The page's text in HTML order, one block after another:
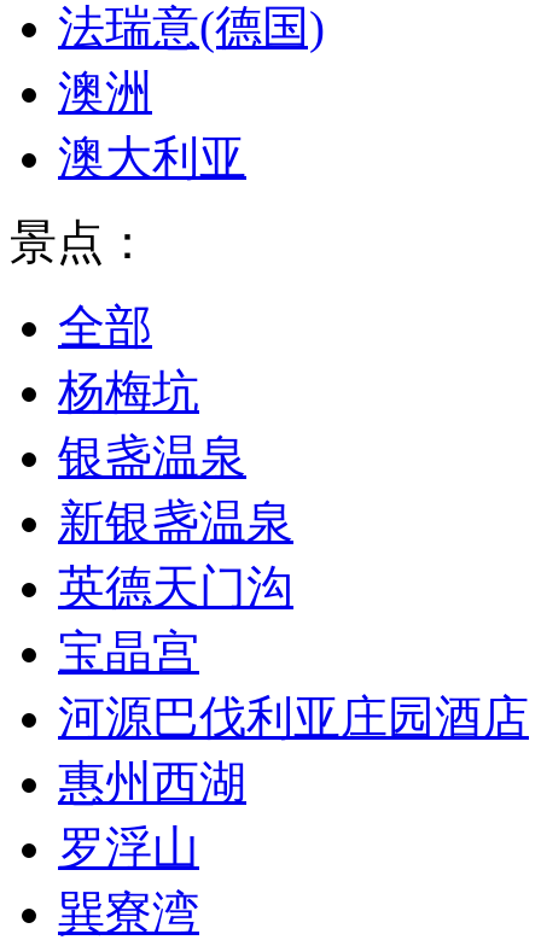
法瑞意(德国)
澳洲
澳大利亚
景点：
全部
杨梅坑
银盏温泉
新银盏温泉
英德天门沟
宝晶宫
河源巴伐利亚庄园酒店
惠州西湖
罗浮山
巽寮湾